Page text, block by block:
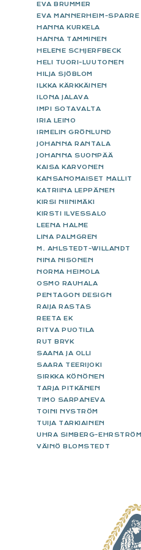
EVA BRUMMER
EVA MANNERHEIM-SPARRE
HANNA KURKELA
HANNA TAMMINEN
HELENE SCHJERFBECK
HELI TUORI-LUUTONEN
HILJA SJÖBLOM
ILKKA KÄRKKÄINEN
ILONA JALAVA
IMPI SOTAVALTA
IRIA LEINO
IRMELIN GRÖNLUND
JOHANNA RANTALA
JOHANNA SUONPÄÄ
KAISA KARVONEN
KANSANOMAISET MALLIT
KATRIINA LEPPÄNEN
KIRSI NIINIMÄKI
KIRSTI ILVESSALO
LEENA HALME
LINA PALMGREN
M. AHLSTEDT-WILLANDT
NINA NISONEN
NORMA HEIMOLA
OSMO RAUHALA
PENTAGON DESIGN
RAIJA RASTAS
REETA EK
RITVA PUOTILA
RUT BRYK
SAANA JA OLLI
SAARA TEERIJOKI
SIRKKA KÖNÖNEN
TARJA PITKÄNEN
TIMO SARPANEVA
TOINI NYSTRÖM
TUIJA TARKIAINEN
UHRA SIMBERG-EHRSTRÖM
VÄINÖ BLOMSTEDT